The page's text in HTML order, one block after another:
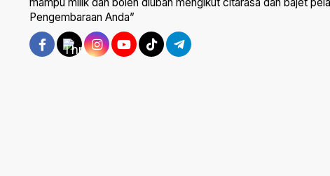
Pengembaraan Anda”